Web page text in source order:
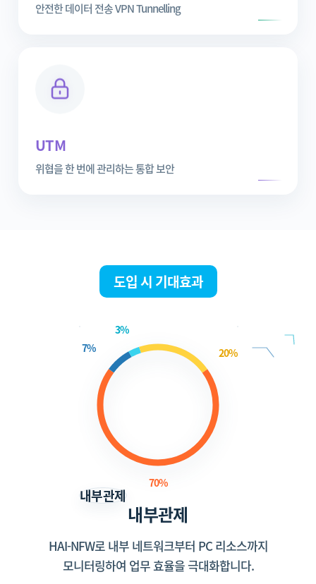
안전한 데이터 전송 VPN Tunnelling
UTM
위협을 한 번에 관리하는 통합 보안
도입 시 기대효과
내부관제
70%
20%
7%
3%
내부관제
HAI-NFW로 내부 네트워크부터 PC 리소스까지
모니터링하여 업무 효율을 극대화합니다.